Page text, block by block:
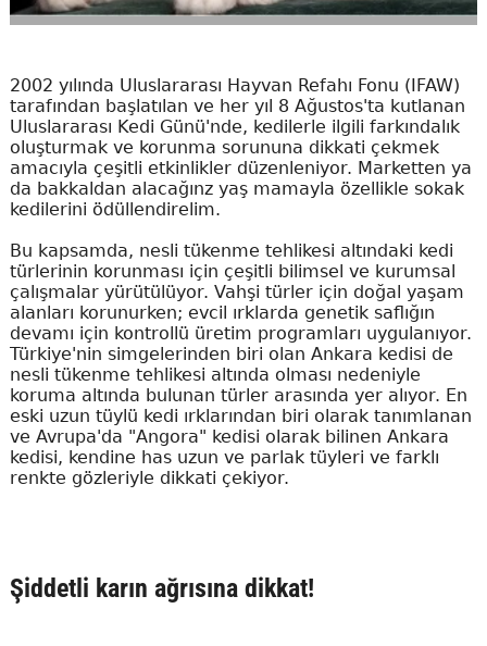
2002 yılında Uluslararası Hayvan Refahı Fonu (IFAW)
tarafından başlatılan ve her yıl 8 Ağustos'ta kutlanan
Uluslararası Kedi Günü'nde, kedilerle ilgili farkındalık
oluşturmak ve korunma sorununa dikkati çekmek
amacıyla çeşitli etkinlikler düzenleniyor. Marketten ya
da bakkaldan alacağınz yaş mamayla özellikle sokak
kedilerini ödüllendirelim.
Bu kapsamda, nesli tükenme tehlikesi altındaki kedi
türlerinin korunması için çeşitli bilimsel ve kurumsal
çalışmalar yürütülüyor. Vahşi türler için doğal yaşam
alanları korunurken; evcil ırklarda genetik saflığın
devamı için kontrollü üretim programları uygulanıyor.
Türkiye'nin simgelerinden biri olan Ankara kedisi de
nesli tükenme tehlikesi altında olması nedeniyle
koruma altında bulunan türler arasında yer alıyor. En
eski uzun tüylü kedi ırklarından biri olarak tanımlanan
ve Avrupa'da "Angora" kedisi olarak bilinen Ankara
kedisi, kendine has uzun ve parlak tüyleri ve farklı
renkte gözleriyle dikkati çekiyor.
Şiddetli karın ağrısına dikkat!